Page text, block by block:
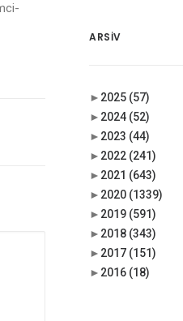
ARSIV
► 2025 (57)
► 2024 (52)
► 2023 (44)
► 2022 (241)
► 2021 (643)
► 2020 (1339)
► 2019 (591)
► 2018 (343)
► 2017 (151)
► 2016 (18)